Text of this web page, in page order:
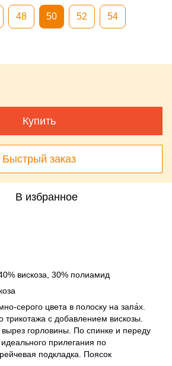
48 50 52 54
Купить
Быстрый заказ
В избранное
вискоза, 30% полиамид
серого цвета в полоску на запа́х.
трикотажа с добавлением вискозы.
горловины. По спинке и переду
прилегания по
подкладка. Поясок